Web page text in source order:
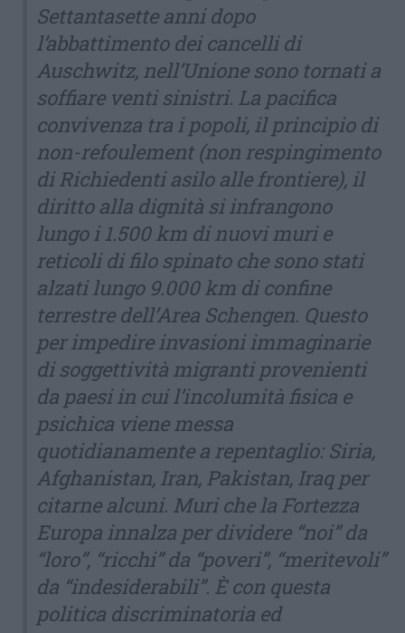
Settantasette anni dopo
l’abbattimento dei cancelli di
Auschwitz, nell’Unione sono tornati a
soffiare venti sinistri. La pacifica
convivenza tra i popoli, il principio di
non-refoulement (non respingimento
di Richiedenti asilo alle frontiere), il
diritto alla dignità si infrangono
lungo i 1.500 km di nuovi muri e
reticoli di filo spinato che sono stati
alzati lungo 9.000 km di confine
terrestre dell’Area Schengen. Questo
per impedire invasioni immaginarie
di soggettività migranti provenienti
da paesi in cui l’incolumità fisica e
psichica viene messa
quotidianamente a repentaglio: Siria,
Afghanistan, Iran, Pakistan, Iraq per
citarne alcuni. Muri che la Fortezza
Europa innalza per dividere “noi” da
“loro”, “ricchi” da “poveri”, “meritevoli”
da “indesiderabili”. È con questa
politica discriminatoria ed